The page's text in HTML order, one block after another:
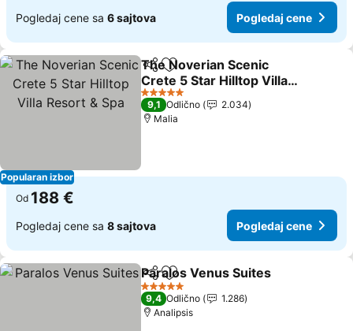
Pogledaj cene sa 6 sajtova Pogledaj cene
Popularan izbor
Deli Dodati u favorite
The Noverian Scenic
Crete 5 Star Hilltop Villa
Resort & Spa
5 Zvezdice
9,1 Odlično
2.034
Malia
Od 188 €
Pogledaj cene sa 8 sajtova Pogledaj cene
Deli Dodati u favorite
Paralos Venus Suites
5 Zvezdice
9,4 Odlično
1.286
Analipsis